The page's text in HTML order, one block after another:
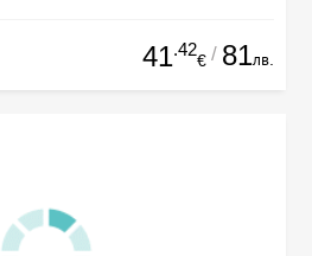
41.42
€ / 81лв.